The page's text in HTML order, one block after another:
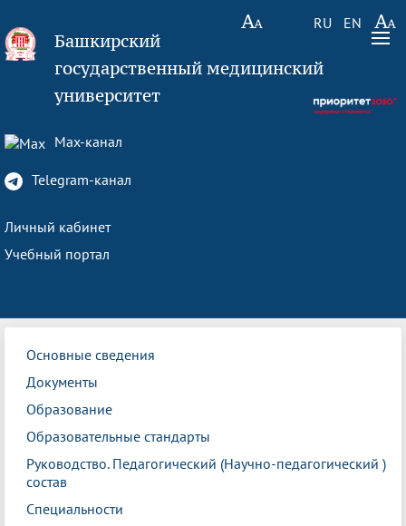
RU EN
Башкирский
государственный медицинский
университет
Max-канал
Telegram-канал
Личный кабинет
Учебный портал
Основные сведения
Документы
Образование
Образовательные стандарты
Руководство. Педагогический (Научно-педагогический )
состав
Специальности